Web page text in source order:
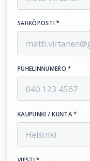
SÄHKÖPOSTI *
PUHELINNUMERO *
KAUPUNKI / KUNTA *